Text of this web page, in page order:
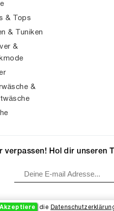
& Tops
& Tuniken
&
&
verpassen! Hol dir unseren
Akzeptiere die